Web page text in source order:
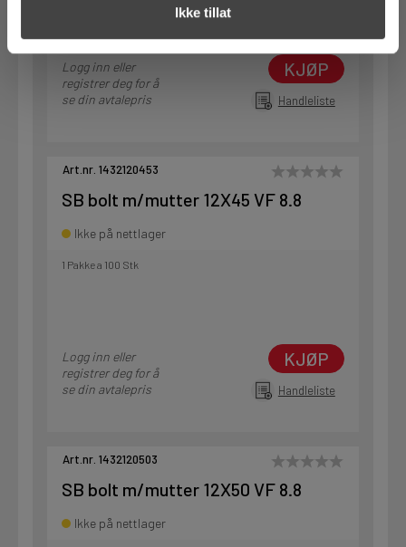
Ikke tillat
Logg inn eller
registrer deg for å
se din avtalepris
KJØP
Handleliste
Art.nr. 1432120453
SB bolt m/mutter 12X45 VF 8.8
Ikke på nettlager
1 Pakke a 100 Stk
Logg inn eller
registrer deg for å
se din avtalepris
KJØP
Handleliste
Art.nr. 1432120503
SB bolt m/mutter 12X50 VF 8.8
Ikke på nettlager